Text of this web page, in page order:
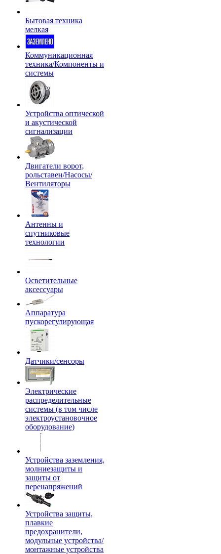
Бытовая техника
мелкая
Коммуникационная
техника/Компоненты и
системы
Устройства оптической
и акустической
сигнализации
Двигатели ворот,
рольставен/Насосы/
Вентиляторы
Антенны и
спутниковые
технологии
Осветительные
аксессуары
Аппаратура
пускорегулирующая
Датчики/сенсоры
Электрические
распределительные
системы (в том числе
электроустановочное
оборудование)
Устройства заземления,
молниезащиты и
защиты от
перенапряжений
Устройства защиты,
плавкие
предохранители,
модульные устройства/
монтажные устройства